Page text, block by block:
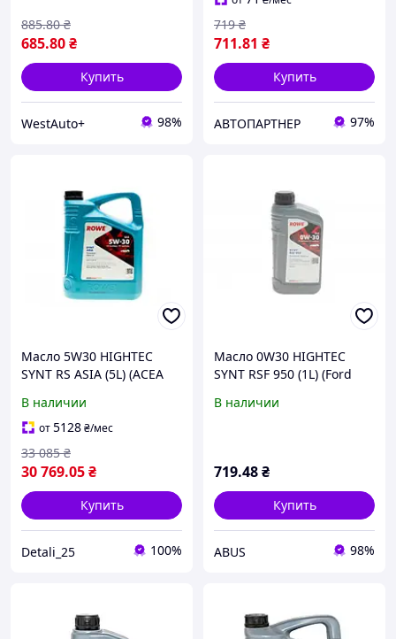
685.80₴
885.80 ₴
Купить
WestAuto+ 98%
dexos2) , ROWE
711.81 ₴
719 ₴
Купить
АВТОПАРТНЕР 97%
Масло 5W30 HIGHTEC
SYNT RS ASIA (5L) (ACEA
В наличии
от5128₴/мес
30 769.05₴
33 085 ₴
Купить
Detali_25 100%
Масло 0W30 HIGHTEC
SYNT RSF 950 (1L) (Ford
Land Rover STJLR.03.5007)
В наличии
719.48₴
Купить
ABUS 98%